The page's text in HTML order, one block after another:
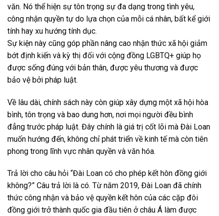
văn. Nó thể hiện sự tôn trọng sự đa dạng trong tình yêu,
công nhận quyền tự do lựa chọn của mỗi cá nhân, bất kể giới
tính hay xu hướng tính dục.
Sự kiện này cũng góp phần nâng cao nhận thức xã hội giảm
bớt định kiến và kỳ thị đối với cộng đồng LGBTQ+ giúp họ
được sống đúng với bản thân, được yêu thương và được
bảo vệ bởi pháp luật.
Về lâu dài, chính sách này còn giúp xây dựng một xã hội hòa
bình, tôn trọng và bao dung hơn, nơi mọi người đều bình
đẳng trước pháp luật. Đây chính là giá trị cốt lõi mà Đài Loan
muốn hướng đến, không chỉ phát triển về kinh tế mà còn tiên
phong trong lĩnh vực nhân quyền và văn hóa.
Trả lời cho câu hỏi “Đài Loan có cho phép kết hôn đồng giới
không?” Câu trả lời là có. Từ năm 2019, Đài Loan đã chính
thức công nhận và bảo vệ quyền kết hôn của các cặp đôi
đồng giới trở thành quốc gia đầu tiên ở châu Á làm được